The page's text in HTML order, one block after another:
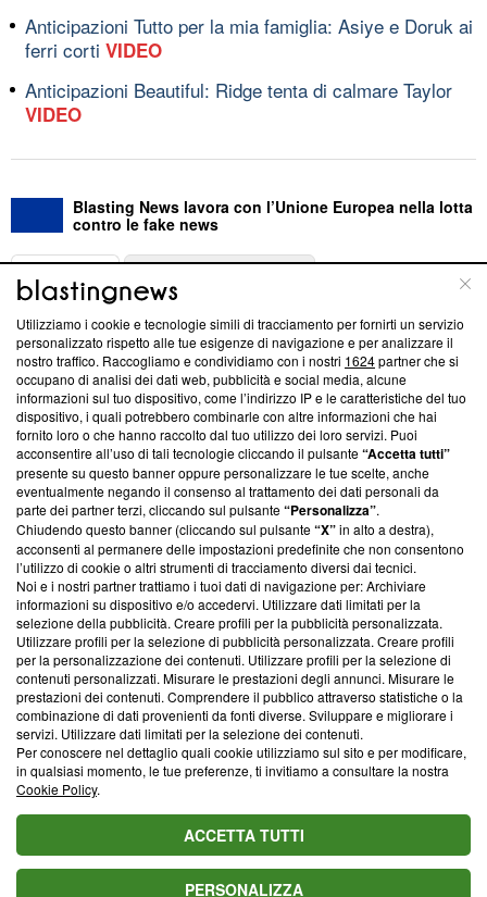
Anticipazioni Tutto per la mia famiglia: Asiye e Doruk ai
ferri corti VIDEO
Anticipazioni Beautiful: Ridge tenta di calmare Taylor
VIDEO
Blasting News lavora con l’Unione Europea nella lotta
contro le fake news
ABOUT
Questa sezione offre informazioni trasparenti su Blasting
News, sui nostri processi editoriali e su come ci impegniamo a
creare news di qualità. Inoltre, afferma la nostra aderenza a
‘Trust Project - News with Integrity’Blasting News non è
ancora membro del programma, ma ha richiesto di farne
parte; Trust Project non ha ancora effettuato una verifica di
conformità agli standard.
Su di noi
Team editoriale
Corporate
Redazione
Informativa Privacy
Cookie Policy
Blasting SA, IDI CHE-247.845.224, Via Carlo Frasca, 3 - 6900
Lugano (Svizzera) Tel:+39 0690258937
© 2026 Blasting News
Utilizziamo i cookie e tecnologie simili di tracciamento per fornirti un servizio
personalizzato rispetto alle tue esigenze di navigazione e per analizzare il
nostro traffico. Raccogliamo e condividiamo con i nostri 1624partner che si
occupano di analisi dei dati web, pubblicità e social media, alcune
informazioni sul tuo dispositivo, come l’indirizzo IP e le caratteristiche del tuo
dispositivo, i quali potrebbero combinarle con altre informazioni che hai
fornito loro o che hanno raccolto dal tuo utilizzo dei loro servizi. Puoi
acconsentire all’uso di tali tecnologie cliccando il pulsante“Accetta tutti”
presente su questo banner oppure personalizzare le tue scelte, anche
eventualmente negando il consenso al trattamento dei dati personali da
parte dei partner terzi, cliccando sul pulsante“Personalizza”.
Chiudendo questo banner (cliccando sul pulsante“X”in alto a destra),
acconsenti al permanere delle impostazioni predefinite che non consentono
l’utilizzo di cookie o altri strumenti di tracciamento diversi dai tecnici.
Noi e i nostri partner trattiamo i tuoi dati di navigazione per: Archiviare
informazioni su dispositivo e/o accedervi. Utilizzare dati limitati per la
selezione della pubblicità. Creare profili per la pubblicità personalizzata.
Utilizzare profili per la selezione di pubblicità personalizzata. Creare profili
per la personalizzazione dei contenuti. Utilizzare profili per la selezione di
contenuti personalizzati. Misurare le prestazioni degli annunci. Misurare le
prestazioni dei contenuti. Comprendere il pubblico attraverso statistiche o la
combinazione di dati provenienti da fonti diverse. Sviluppare e migliorare i
servizi. Utilizzare dati limitati per la selezione dei contenuti.
Per conoscere nel dettaglio quali cookie utilizziamo sul sito e per modificare,
in qualsiasi momento, le tue preferenze, ti invitiamo a consultare la nostra
Cookie Policy.
ACCETTA TUTTI
PERSONALIZZA